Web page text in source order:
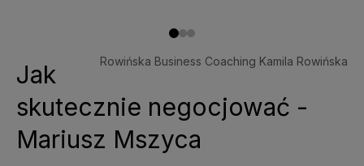
Rowińska Business Coaching Kamila Rowińska
Jak
skutecznie negocjować -
Mariusz Mszyca